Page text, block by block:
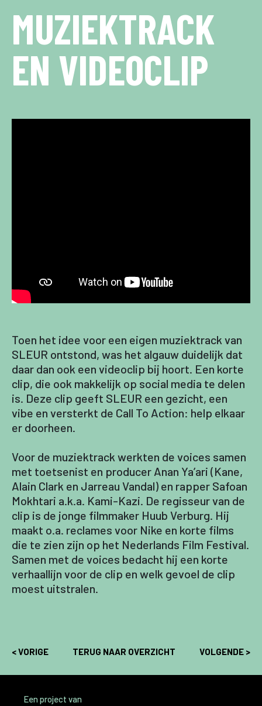
MUZIEKTRACK
EN VIDEOCLIP
Toen het idee voor een eigen muziektrack van
SLEUR ontstond, was het algauw duidelijk dat
daar dan ook een videoclip bij hoort. Een korte
clip, die ook makkelijk op social media te delen
is. Deze clip geeft SLEUR een gezicht, een
vibe en versterkt de Call To Action: help elkaar
er doorheen.
Voor de muziektrack werkten de voices samen
met toetsenist en producer Anan Ya’ari (Kane,
Alain Clark en Jarreau Vandal) en rapper Safoan
Mokhtari a.k.a. Kami-Kazi. De regisseur van de
clip is de jonge filmmaker Huub Verburg. Hij
maakt o.a. reclames voor Nike en korte films
die te zien zijn op het Nederlands Film Festival.
Samen met de voices bedacht hij een korte
verhaallijn voor de clip en welk gevoel de clip
moest uitstralen.
< VORIGE TERUG NAAR OVERZICHT VOLGENDE >
Een project van